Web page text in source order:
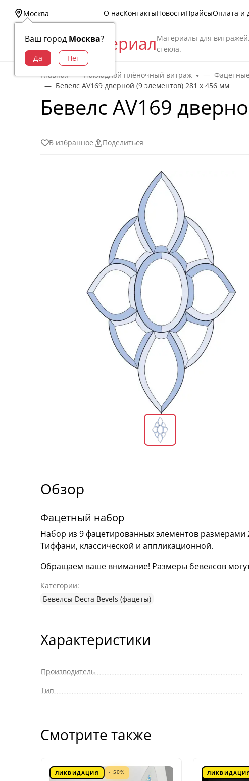
Москва
Ваш город Москва?
О насКонтактыНовостиПрайсыОплата и
Витраж МатериалМатериалы для
стекла.
Главная Накладной плёночный витраж
Бевелс AV169 дверной (9 элементов) 281 х 456 мм
Бевелс AV169
В избранное Поделиться
Обзор
Фацетный набор
Набор из 9 фацетированных элементов размерами
Тиффани, классической и аппликационной.
Обращаем ваше внимание! Размеры бевелсов
Категории:
Бевелсы Decra Bevels (фацеты)
Характеристики
Производитель
Тип
Смотрите также
ЛИКВИДАЦИЯ - 50%